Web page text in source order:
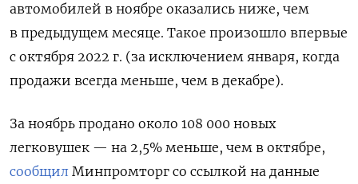
автомобилей в ноябре оказались ниже, чем
в предыдущем месяце. Такое произошло впервые
с октября 2022 г. (за исключением января, когда
продажи всегда меньше, чем в декабре).
За ноябрь продано около 108 000 новых
легковушек — на 2,5% меньше, чем в октябре,
сообщил Минпромторг со ссылкой на данные